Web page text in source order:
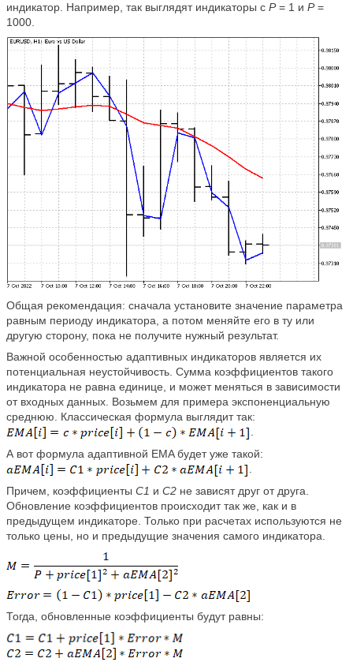
индикатор. Например, так выглядят индикаторы с P= 1 и P=
1000.
Общая рекомендация: сначала установите значение параметра
равным периоду индикатора, а потом меняйте его в ту или
другую сторону, пока не получите нужный результат.
Важной особенностью адаптивных индикаторов является их
потенциальная неустойчивость. Сумма коэффициентов такого
индикатора не равна единице, и может меняться в зависимости
от входных данных. Возьмем для примера экспоненциальную
среднюю. Классическая формула выглядит так:
А вот формула адаптивной EMA будет уже такой:
Причем, коэффициенты C1 и C2 не зависят друг от друга.
Обновление коэффициентов происходит так же, как и в
предыдущем индикаторе. Только при расчетах используются не
только цены, но и предыдущие значения самого индикатора.
Тогда, обновленные коэффициенты будут равны: